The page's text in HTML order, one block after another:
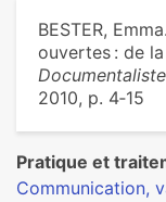
BESTER,
ouvertes : de
2010, p. 4‑15
Pratique et
Communication,